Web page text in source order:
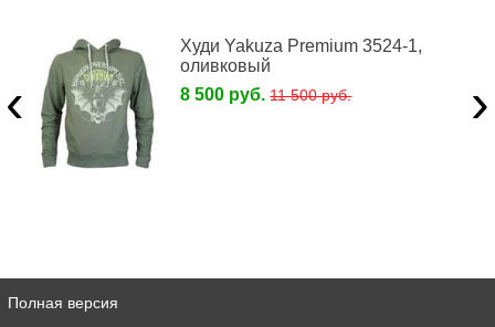
Худи Yakuza Premium 3524-1,
оливковый
8 500 руб.11 500 руб.
‹ ›
Полная версия